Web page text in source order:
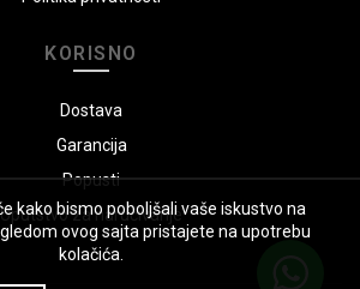
KORISNO
Dostava
Garancija
Popusti
Uputstvo za naručivanje
kako bismo poboljšali vaše iskustvo na
ovog sajta pristajete na upotrebu
kolačića.